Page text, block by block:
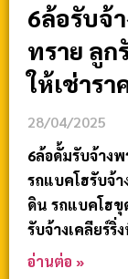
6ล้อรับจ้
ทราย ลูก
ให้เช่าร
28/04/2025
6ล้อดั้มรับจ้าง
รถแบคโฮรับจ้า
ดิน รถแบคโฮขุ
รับจ้างเคลียร์
อ่านต่อ »